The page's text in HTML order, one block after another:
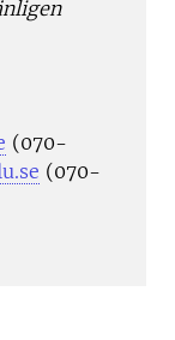
(070-
(070-